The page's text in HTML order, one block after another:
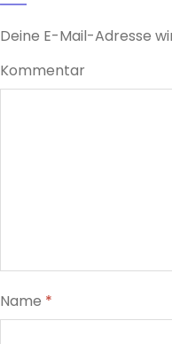
Deine E-Mail-Adresse
Kommentar
Name *